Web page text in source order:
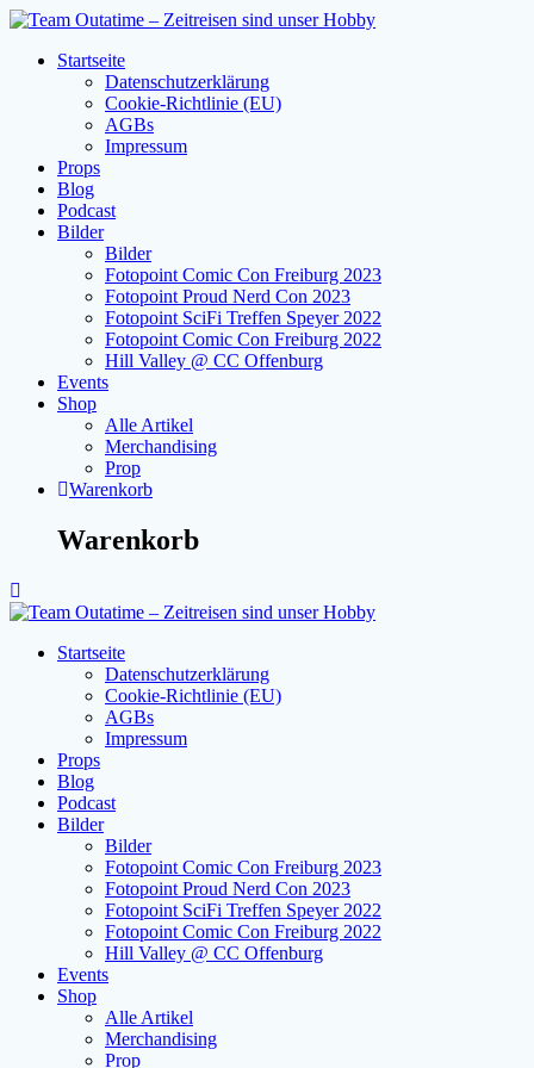
Zum
springenStartseite
Datenschutzerklärung
Cookie-Richtlinie (EU)
AGBs
Impressum
Props
Blog
Podcast
Bilder
Bilder
Fotopoint Comic Con Freiburg 2023
Fotopoint Proud Nerd Con 2023
Fotopoint SciFi Treffen Speyer 2022
Fotopoint Comic Con Freiburg 2022
Hill Valley @ CC Offenburg
Events
Shop
Alle Artikel
Merchandising
Prop
Warenkorb
Warenkorb
Startseite
Datenschutzerklärung
Cookie-Richtlinie (EU)
AGBs
Impressum
Props
Blog
Podcast
Bilder
Bilder
Fotopoint Comic Con Freiburg 2023
Fotopoint Proud Nerd Con 2023
Fotopoint SciFi Treffen Speyer 2022
Fotopoint Comic Con Freiburg 2022
Hill Valley @ CC Offenburg
Events
Shop
Alle Artikel
Merchandising
Prop